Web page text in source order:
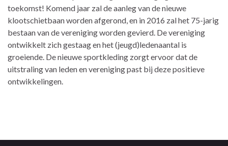
toekomst! Komend jaar zal de aanleg van de nieuwe
klootschietbaan worden afgerond, en in 2016 zal het 75-jarig
bestaan van de vereniging worden gevierd. De vereniging
ontwikkelt zich gestaag en het (jeugd)ledenaantal is
groeiende. De nieuwe sportkleding zorgt ervoor dat de
uitstraling van leden en vereniging past bij deze positieve
ontwikkelingen.